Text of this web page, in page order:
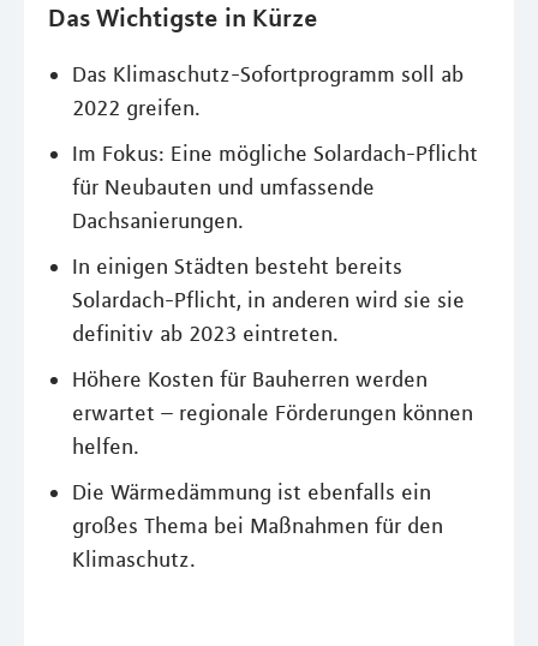
Das Wichtigste in Kürze
Das Klimaschutz-Sofortprogramm soll ab
2022 greifen.
Im Fokus: Eine mögliche Solardach-Pflicht
für Neubauten und umfassende
Dachsanierungen.
In einigen Städten besteht bereits
Solardach-Pflicht, in anderen wird sie sie
definitiv ab 2023 eintreten.
Höhere Kosten für Bauherren werden
erwartet – regionale Förderungen können
helfen.
Die Wärmedämmung ist ebenfalls ein
großes Thema bei Maßnahmen für den
Klimaschutz.